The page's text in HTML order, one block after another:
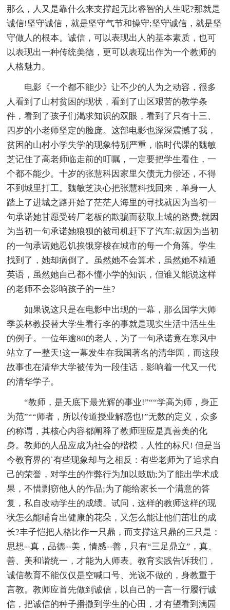
那么，人又是靠什么来支撑起无比睿智的人生呢?那就是
诚信!坚守诚信，就是坚守气节和操守;坚守诚信，就是坚
守做人的根本。诚信，可以表现出人的基本素质，也可
以表现出一种传统美德，更可以表现出作为一个教师的
人格魅力。
电影《一个都不能少》让不少的人为之动容，很多
人看到了山村贫困的现状，看到了山区艰苦的教学条
件，看到了孩子们渴求知识的双眼，看到了只有十三、
四岁的小老师坚定的脸庞。这部电影也深深震撼了我，
贫困的山村小学失学的现象特别严重，临时代课的魏敏
芝记住了高老师临走前的叮嘱，一定要把学生看住，一
个都不能少。十岁的张慧科因家里欠债无力偿还，不得
不到城里打工。魏敏芝决心把张慧科找回来，单身一人
踏上了进城之路开始了茫茫人海里的寻找就因为当初一
句承诺她甘愿受砖厂老板的欺骗而获取上城的路费;就因
为当初一句承诺她狼狈的被司机赶下了汽车;就因为当初
的一句承诺她忍饥挨饿穿梭在城市的每一个角落。学生
找到了，她却病倒了。虽然她不会算术，虽然她不精通
英语，虽然她自己都不懂小学的知识，但谁又能说这样
的老师不会影响孩子的一生?
如果说这只是在电影中出现的一幕，那么国学大师
季羡林教授替大学生看行李的事就是现实生活中活生生
的例子。一位年逾80的老人，为了一句承诺竟在寒风中
站立了一整天!这一幕发生在我国著名的清华园，而这段
故事也在清华大学被传为一段佳话，影响着一代又一代
的清华学子。
“教师，是天底下最光辉的事业!”““学高为师，身正
为范”““师者，所以传道授业解惑也!”无数的定义，众多
的称谓，其核心内容都阐释了教师理应是真善美的化
身。教师的人品应成为社会的楷模，人性的标尺! 但是当
今教育界的`有些现象却与之相反：有些老师为了追求自
己的荣誉，对学生的作弊行为加以鼓励;为了能出学术成
果，不惜剽窃他人的作品;为了能给家长一个满意的答
复，私自改动学生的成绩。试问，这样的教师这样的现
状怎么能哺育出健康的花朵，又怎么能让他们茁壮的成
长?丰子恺把人格比作一只鼎，而支撑这只鼎的三只是：
思想--真，品德--美，情感--善，只有“三足鼎立”，真、
善、美和谐统一，才能为人师表。教育实践告诉我们，
诚信教育不能仅仅是空喊口号、光说不做的，身教重于
言教。教师应首先做到诚信，以自己的一言一行履行诚
信，把诚信的种子播撒到学生的心田，才有望看到满园